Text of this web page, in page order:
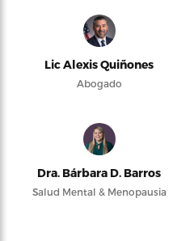
Lic Alexis Quiñones
Abogado
Dra. Bárbara D. Barros
Salud Mental & Menopausia